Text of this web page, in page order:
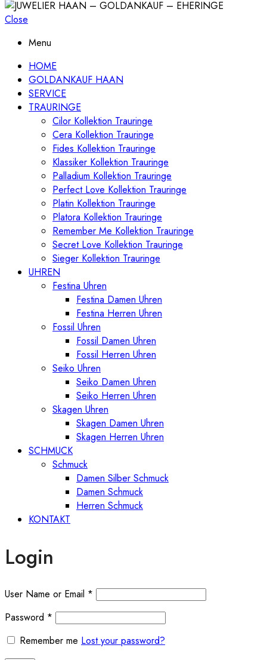
Close
Menu
HOME
GOLDANKAUF HAAN
SERVICE
TRAURINGE
Cilor Kollektion Trauringe
Cera Kollektion Trauringe
Fides Kollektion Trauringe
Klassiker Kollektion Trauringe
Palladium Kollektion Trauringe
Perfect Love Kollektion Trauringe
Platin Kollektion Trauringe
Platora Kollektion Trauringe
Remember Me Kollektion Trauringe
Secret Love Kollektion Trauringe
Sieger Kollektion Trauringe
UHREN
Festina Uhren
Festina Damen Uhren
Festina Herren Uhren
Fossil Uhren
Fossil Damen Uhren
Fossil Herren Uhren
Seiko Uhren
Seiko Damen Uhren
Seiko Herren Uhren
Skagen Uhren
Skagen Damen Uhren
Skagen Herren Uhren
SCHMUCK
Schmuck
Damen Silber Schmuck
Damen Schmuck
Herren Schmuck
KONTAKT
Login
User Name or Email *
Password *
Remember me Lost your password?